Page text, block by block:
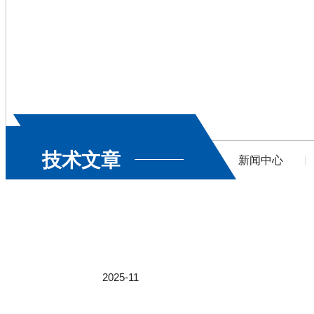
技术文章 新闻中心
2025-11